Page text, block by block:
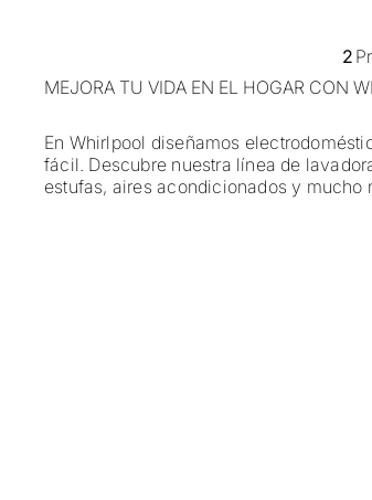
MEJORA TU VIDA EN EL HOGAR CON
En Whirlpool diseñamos
fácil. Descubre nuestra línea de
estufas, aires acondicionados y mucho
2